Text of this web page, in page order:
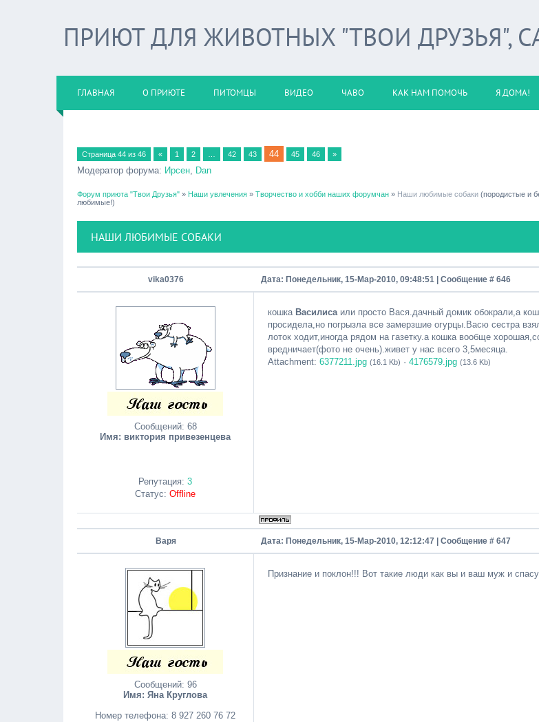
ПРИЮТ ДЛЯ ЖИВОТНЫХ "ТВОИ ДРУЗЬЯ",
ГЛАВНАЯ О ПРИЮТЕ ПИТОМЦЫ ВИДЕО ЧАВО КАК НАМ ПОМОЧЬ Я ДОМА!
Страница 44 из 46 « 1 2 42 43 44 45 46 »
Модератор форума: Ирсен, Dan
Форум приюта "Твои Друзья" » Наши увлечения » Творчество и хобби наших форумчан » Наши любимые собаки (породистые и
любимые!)
НАШИ ЛЮБИМЫЕ СОБАКИ
vika0376 Дата: Понедельник, 15-Мар-2010, 09:48:51 | Сообщение # 646
Сообщений: 68
Имя: виктория привезенцева
Репутация: 3
Статус: Offline
кошка Василисаили просто Вася.дачный домик обокрали,а
просидела,но погрызла все замерзшие огурцы.Васю сестра
лоток ходит,иногда рядом на газетку.а кошка вообще
вредничает(фото не очень).живет у нас всего 3,5месяца.
Attachment: 6377211.jpg (16.1 Kb) · 4176579.jpg (13.6 Kb)
Варя Дата: Понедельник, 15-Мар-2010, 12:12:47 | Сообщение # 647
Сообщений: 96
Имя: Яна Круглова
Номер телефона: 8 927 260 76 72
Признание и поклон!!! Вот такие люди как вы и ваш муж и